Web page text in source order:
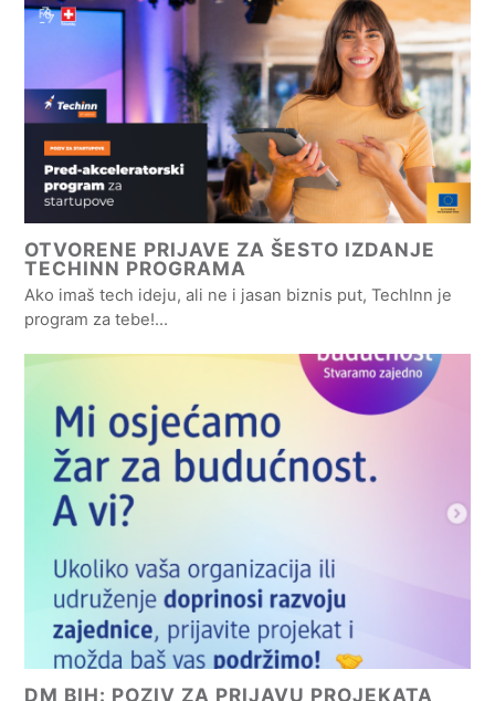
OTVORENE PRIJAVE ZA ŠESTO IZDANJE
TECHINN PROGRAMA
Ako imaš tech ideju, ali ne i jasan biznis put, TechInn je
program za tebe!…
DM BIH: POZIV ZA PRIJAVU PROJEKATA